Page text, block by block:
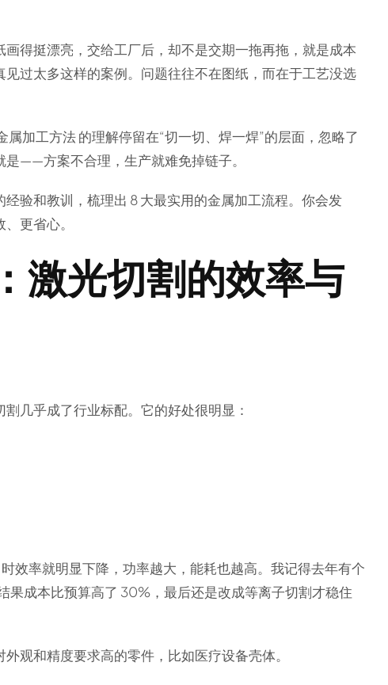
得挺漂亮，交给工厂后，却不是交期一拖再拖，就是成本
过太多这样的案例。问题往往不在图纸，而在于工艺没选
属加工方法的理解停留在“切一切、焊一焊”的层面，忽略了
——方案不合理，生产就难免掉链子。
验和教训，梳理出 8 大最实用的金属加工流程。你会发
更省心。
激光切割的效率与
几乎成了行业标配。它的好处很明显：
效率就明显下降，功率越大，能耗也越高。我记得去年有个
果成本比预算高了 30%，最后还是改成等离子切割才稳住
观和精度要求高的零件，比如医疗设备壳体。